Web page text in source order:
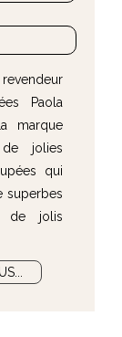
Paola
marque
de jolies
qui
superbes
de jolis